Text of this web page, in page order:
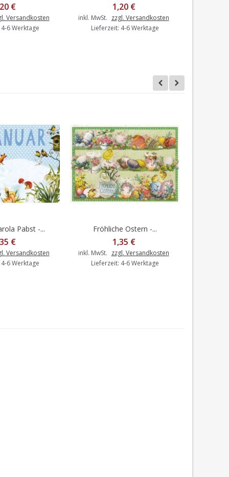
€
Versandkosten
6 Werktage
1,20 €
inkl. MwSt. zzgl. Versandkosten
Lieferzeit: 4-6 Werktage
Warenkorb
Pabst -...
€
Versandkosten
6 Werktage
In den Warenkorb
Fröhliche Ostern -...
1,35 €
inkl. MwSt. zzgl. Versandkosten
Lieferzeit: 4-6 Werktage